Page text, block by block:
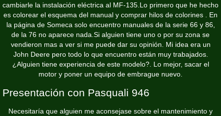
cambiarle la instalación eléctrica al MF-135.Lo primero que he hecho
es colorear el esquema del manual y comprar hilos de colorines . En
la página de Someca solo encuentro manuales de la serie 66 y 86,
de la 76 no aparece nada.Si alguien tiene uno o por su zona se
vendieron mas a ver si me puede dar su opinión. Mi idea era un
John Deere pero todo lo que encuentro están muy trabajados.
¿Alguien tiene experiencia de este modelo?. Lo mejor, sacar el
motor y poner un equipo de embrague nuevo.
Presentación con Pasquali 946
Necesitaría que alguien me aconsejase sobre el mantenimiento y